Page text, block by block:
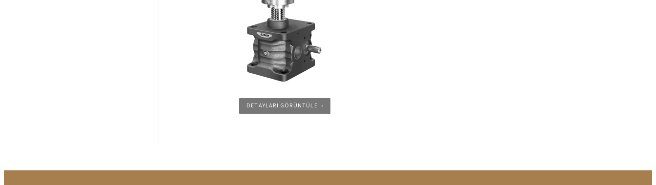
DETAYLARI GÖRÜNTÜLE